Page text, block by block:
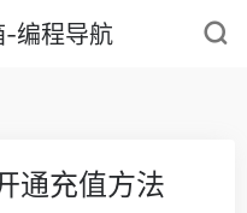
通充值方法